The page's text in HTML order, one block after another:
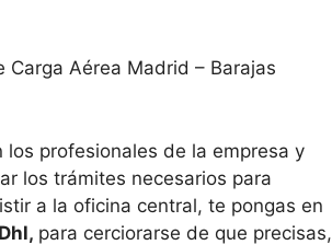
Carga Aérea Madrid – Barajas
profesionales de la empresa y
los trámites necesarios para
a la oficina central, te pongas en
para cerciorarse de que precisas,